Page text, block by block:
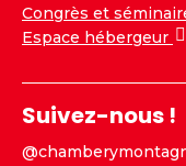
Congrès et
Espace hébergeur
Suivez-nous !